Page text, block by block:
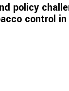
policy
control in